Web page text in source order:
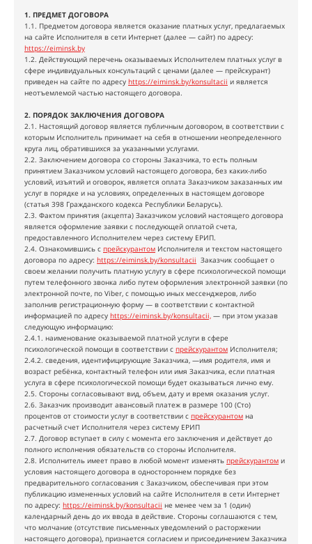
1. ПРЕДМЕТ ДОГОВОРА
1.1. Предметом договора является оказание платных услуг, предлагаемых
на сайте Исполнителя в сети Интернет (далее — сайт) по адресу:
https://eiminsk.by
1.2. Действующий перечень оказываемых Исполнителем платных услуг в
сфере индивидуальных консультаций с ценами (далее — прейскурант)
приведен на сайте по адресу https://eiminsk.by/konsultacii и является
неотъемлемой частью настоящего договора.
2. ПОРЯДОК ЗАКЛЮЧЕНИЯ ДОГОВОРА
2.1. Настоящий договор является публичным договором, в соответствии с
которым Исполнитель принимает на себя в отношении неопределенного
круга лиц, обратившихся за указанными услугами.
2.2. Заключением договора со стороны Заказчика, то есть полным
принятием Заказчиком условий настоящего договора, без каких-либо
условий, изъятий и оговорок, является оплата Заказчиком заказанных им
услуг в порядке и на условиях, определенных в настоящем договоре
(статья 398 Гражданского кодекса Республики Беларусь).
2.3. Фактом принятия (акцепта) Заказчиком условий настоящего договора
является оформление заявки с последующей оплатой счета,
предоставленного Исполнителем через систему ЕРИП.
2.4. Ознакомившись с прейскурантом Исполнителя и текстом настоящего
договора по адресу: https://eiminsk.by/konsultacii Заказчик сообщает о
своем желании получить платную услугу в сфере психологической помощи
путем телефонного звонка либо путем оформления электронной заявки (по
электронной почте, по Viber, с помощью иных мессенджеров, либо
заполнив регистрационную форму — в соответствии с контактной
информацией по адресу https://eiminsk.by/konsultacii, — при этом указав
следующую информацию:
2.4.1. наименование оказываемой платной услуги в сфере
психологической помощи в соответствии с прейскурантом Исполнителя;
2.4.2. сведения, идентифицирующие Заказчика, —имя родителя, имя и
возраст ребёнка, контактный телефон или имя Заказчика, если платная
услуга в сфере психологической помощи будет оказываться лично ему.
2.5. Стороны согласовывают вид, объем, дату и время оказания услуг.
2.6. Заказчик производит авансовый платеж в размере 100 (Сто)
процентов от стоимости услуг в соответствии с прейскурантом на
расчетный счет Исполнителя через систему ЕРИП
2.7. Договор вступает в силу с момента его заключения и действует до
полного исполнения обязательств со стороны Исполнителя.
2.8. Исполнитель имеет право в любой момент изменять прейскурантом и
условия настоящего договора в одностороннем порядке без
предварительного согласования с Заказчиком, обеспечивая при этом
публикацию измененных условий на сайте Исполнителя в сети Интернет
по адресу: https://eiminsk.by/konsultacii не менее чем за 1 (один)
календарный день до их ввода в действие. Стороны соглашаются с тем,
что молчание (отсутствие письменных уведомлений о расторжении
настоящего договора), признается согласием и присоединением Заказчика